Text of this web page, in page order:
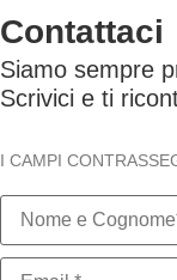
Contattaci
Siamo sempre
Scrivici e ti
I CAMPI